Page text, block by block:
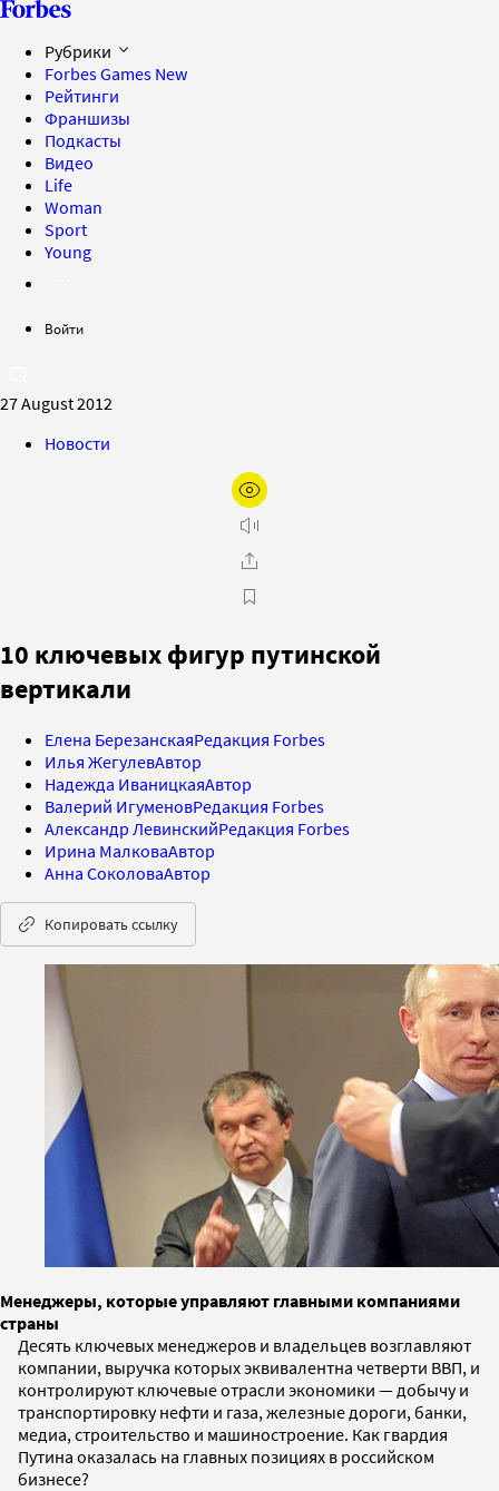
Рубрики
Forbes Games New
Рейтинги
Франшизы
Подкасты
Видео
Life
Woman
Sport
Young
Войти
27 August 2012
Новости
10 ключевых фигур путинской
вертикали
Елена БерезанскаяРедакция Forbes
Илья ЖегулевАвтор
Надежда ИваницкаяАвтор
Валерий ИгуменовРедакция Forbes
Александр ЛевинскийРедакция Forbes
Ирина МалковаАвтор
Анна СоколоваАвтор
Копировать ссылку
Менеджеры, которые управляют главными компаниями
страны
Десять ключевых менеджеров и владельцев возглавляют
компании, выручка которых эквивалентна четверти ВВП, и
контролируют ключевые отрасли экономики — добычу и
транспортировку нефти и газа, железные дороги, банки,
медиа, строительство и машиностроение. Как гвардия
Путина оказалась на главных позициях в российском
бизнесе?